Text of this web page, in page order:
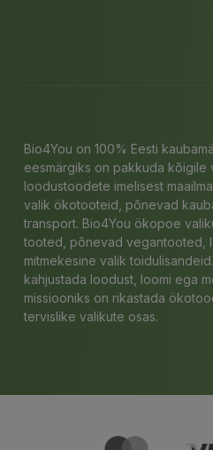
Bio4You on 100% Eesti
eesmärgiks on pakkuda kõigile
loodustoodete imelisest
valik ökotooteid, põnevad
transport. Bio4You ökopoe
tooted, põnevad vegantooted,
mitmekesine valik
kahjustada loodust, loomi ega
missiooniks on rikastada
tervislike valikute osas.